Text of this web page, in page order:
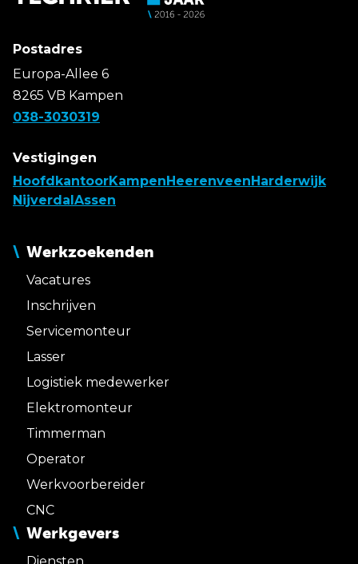
Postadres
Europa-Allee 6
8265 VB Kampen
038-3030319
Vestigingen
HoofdkantoorKampen Heerenveen Harderwijk
Nijverdal Assen
Werkzoekenden
Vacatures
Inschrijven
Servicemonteur
Lasser
Logistiek medewerker
Elektromonteur
Timmerman
Operator
Werkvoorbereider
CNC
Werkgevers